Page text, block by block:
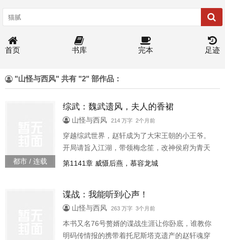
首页 书库 完本 足迹
"山怪与西风" 共有 "2" 部作品：
都市 / 连载
综武：魏武遗风，夫人的香裙
山怪与西风 214 万字 2个月前
穿越综武世界，赵轩成为了大宋王朝的小王爷。
开局请旨入江湖，带领梅念笙，改神侯府为青天
司，要以朝廷镇江湖从调查丐帮凶案到斩杀鸠摩
多打打杀杀，系统奖励丞相戒指，武林女神入梦
来，本以为是南柯一梦，谁想最后李青萝“赵轩，
秦王殿下你有本事做梦，你有本事追我啊”宁中则
“梦里说我师兄自宫练剑，转眼成真了，赵
第1141章 威慑后燕，慕容龙城
谍战：我能听到心声！
山怪与西风 263 万字 3个月前
本书又名76号赘婿的谍战生涯让你卧底，谁教你
明码传情报的携带着托尼斯塔克遗产的赵轩魂穿